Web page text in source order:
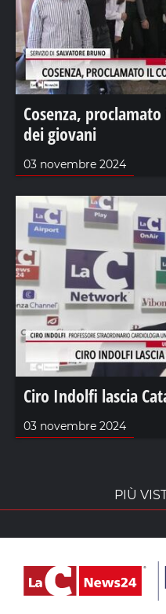
Cosenza,
dei giovani
03 novembre 2024
Ciro Indolfi lascia
03 novembre 2024
PIÙ